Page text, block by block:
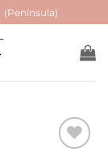
(Península)